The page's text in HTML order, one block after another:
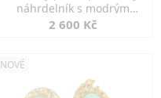
náhrdelník s modrým
spinelem
2 600 Kč
NOVÉ